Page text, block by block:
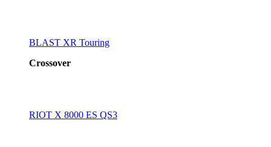
BLAST XR Touring
Crossover
RIOT X 8000 ES QS3